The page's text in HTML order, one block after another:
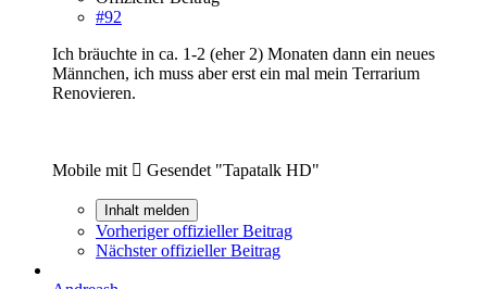
#92
Ich bräuchte in ca. 1-2 (eher 2) Monaten dann ein neues
Männchen, ich muss aber erst ein mal mein Terrarium
Renovieren.
Mobile mit  Gesendet "Tapatalk HD"
Inhalt melden
Vorheriger offizieller Beitrag
Nächster offizieller Beitrag